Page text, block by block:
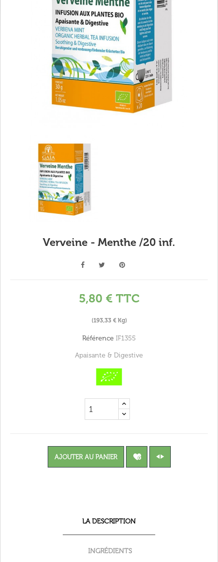
Verveine - Menthe /20 inf.
5,80 € TTC
(193,33 € Kg)
Référence IF1355
Apaisante & Digestive
AJOUTER AU PANIER
LA DESCRIPTION
INGRÉDIENTS